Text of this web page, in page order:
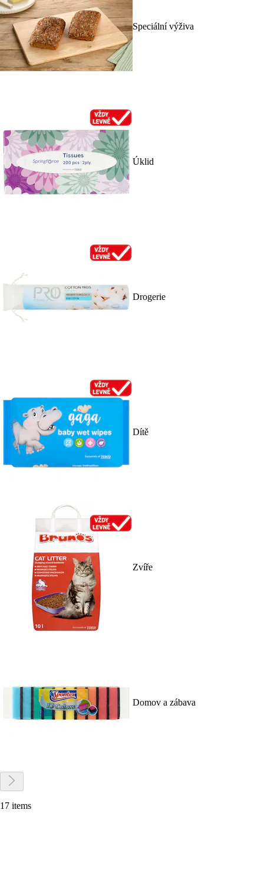
Speciální výživa
Úklid
Drogerie
Dítě
Zvíře
Domov a zábava
17 items